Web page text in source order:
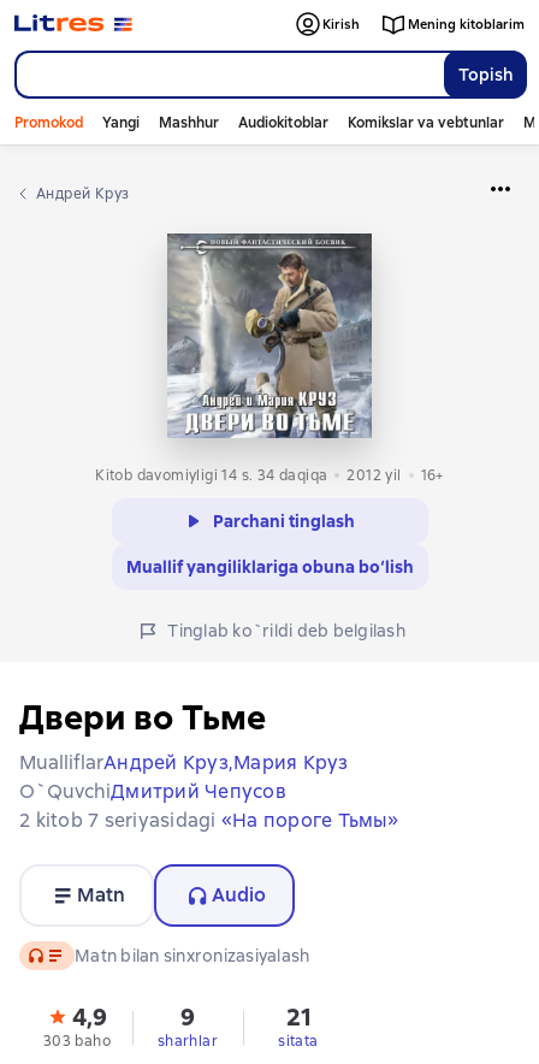
Topish
Kirish Mening kitoblarim
Promokod Yangi Mashhur Audiokitoblar Komikslar va vebtunlar
Андрей Круз
Kitob davomiyligi 14 s. 34 daqiqa 2012 yil 16+
Parchani tinglash
Muallif yangiliklariga obuna bo‘lish
Tinglab ko`rildi deb belgilash
Двери во Тьме
MualliflarАндрей Круз,Мария Круз
O`quvchiДмитрий Чепусов
2 kitob 7 seriyasidagi «На пороге Тьмы»
Matn Audio
Audio Matn bilan sinxronizasiyalash
4,9
303 baho
9
sharhlar
21
sitata